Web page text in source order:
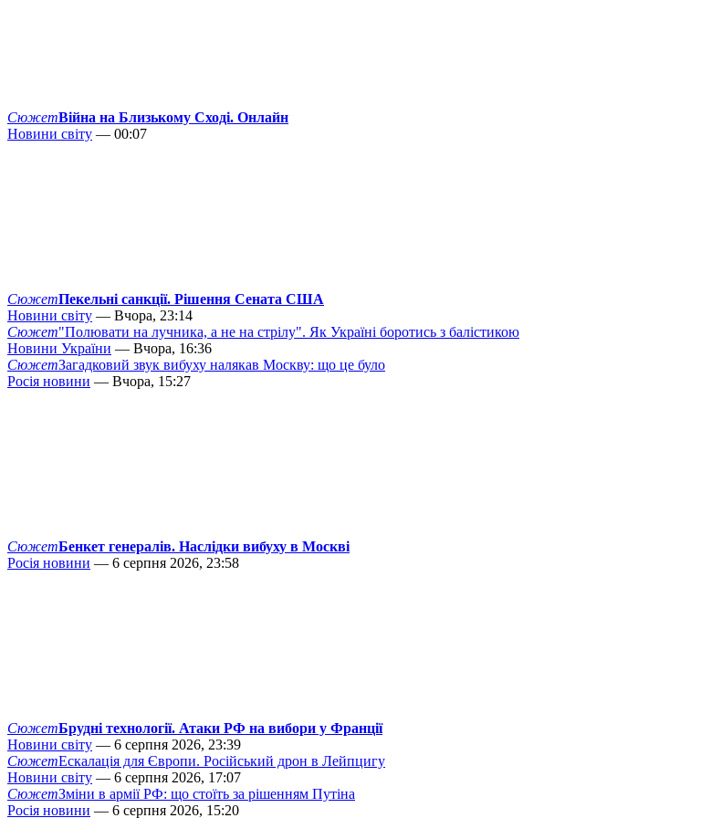
СюжетВійна на Близькому Сході. Онлайн
Новини світу — 00:07
СюжетПекельні санкції. Рішення Сената США
Новини світу — Вчора, 23:14
Сюжет"Полювати на лучника, а не на стрілу". Як Україні боротись з балістикою
Новини України — Вчора, 16:36
СюжетЗагадковий звук вибуху налякав Москву: що це було
Росія новини — Вчора, 15:27
СюжетБенкет генералів. Наслідки вибуху в Москві
Росія новини — 6 серпня 2026, 23:58
СюжетБрудні технології. Атаки РФ на вибори у Франції
Новини світу — 6 серпня 2026, 23:39
СюжетЕскалація для Європи. Російський дрон в Лейпцигу
Новини світу — 6 серпня 2026, 17:07
СюжетЗміни в армії РФ: що стоїть за рішенням Путіна
Росія новини — 6 серпня 2026, 15:20